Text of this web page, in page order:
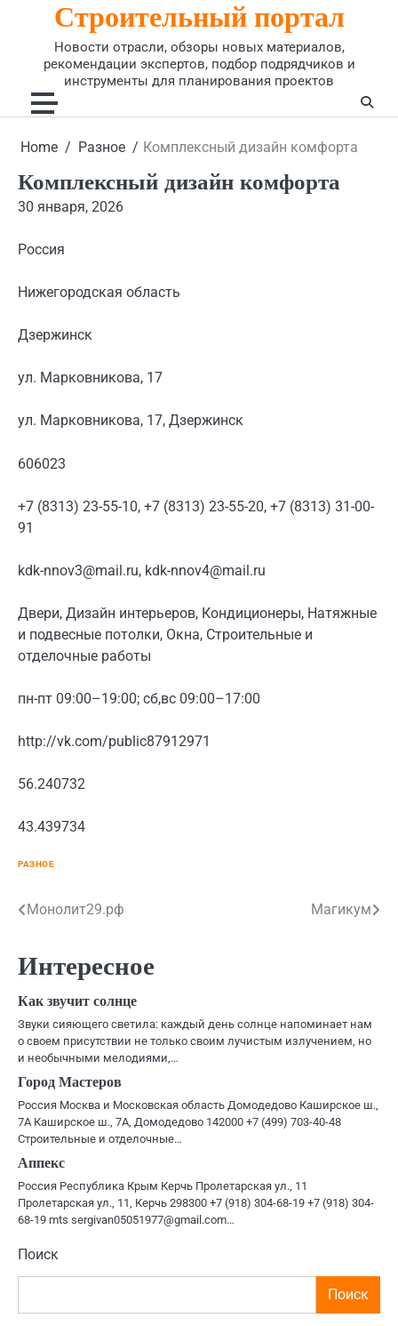
Строительный портал
Новости отрасли, обзоры новых материалов,
рекомендации экспертов, подбор подрядчиков и
инструменты для планирования проектов
Home Разное Комплексный дизайн комфорта
Комплексный дизайн комфорта
30 января, 2026
Россия
Нижегородская область
Дзержинск
ул. Марковникова, 17
ул. Марковникова, 17, Дзержинск
606023
+7 (8313) 23-55-10, +7 (8313) 23-55-20, +7 (8313) 31-00-
91
kdk-nnov3@mail.ru, kdk-nnov4@mail.ru
Двери, Дизайн интерьеров, Кондиционеры, Натяжные
и подвесные потолки, Окна, Строительные и
отделочные работы
пн-пт 09:00–19:00; сб,вс 09:00–17:00
http://vk.com/public87912971
56.240732
43.439734
РАЗНОЕ
Навигация
записям
Монолит29.рф Магикум
Интересное
Как звучит солнце
Звуки сияющего светила: каждый день солнце напоминает нам
о своем присутствии не только своим лучистым излучением, но
и необычными мелодиями,…
Город Мастеров
Россия Москва и Московская область Домодедово Каширское ш.,
7А Каширское ш., 7А, Домодедово 142000 +7 (499) 703-40-48
Строительные и отделочные…
Аппекс
Россия Республика Крым Керчь Пролетарская ул., 11
Пролетарская ул., 11, Керчь 298300 +7 (918) 304-68-19 +7 (918) 304-
68-19 mts sergivan05051977@gmail.com…
Поиск
Поиск